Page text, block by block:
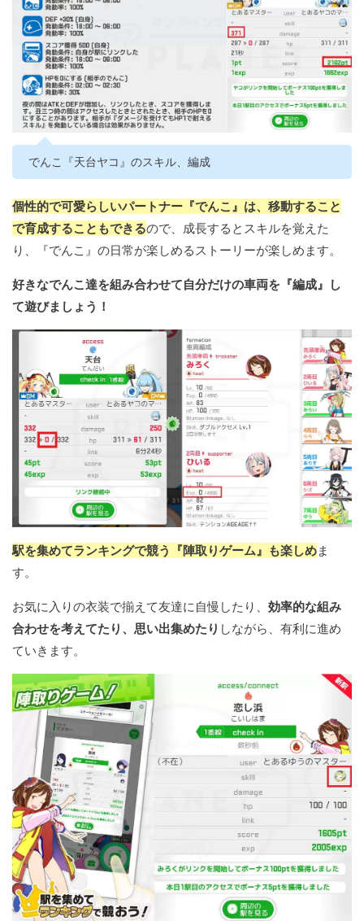
でんこ『天台ヤコ』のスキル、編成
個性的で可愛らしいパートナー『でんこ』は、移動すること
で育成することもできるので、成長するとスキルを覚えた
り、『でんこ』の日常が楽しめるストーリーが楽しめます。
好きなでんこ達を組み合わせて自分だけの車両を『編成』し
て遊びましょう！
駅を集めてランキングで競う『陣取りゲーム』も楽しめま
す。
お気に入りの衣装で揃えて友達に自慢したり、 効率的な組み
合わせを考えてたり、思い出集めたり しながら、有利に進め
ていきます。